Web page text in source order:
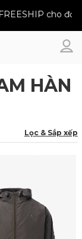
cho đơn
HÀN
Lọc & Sắp xếp